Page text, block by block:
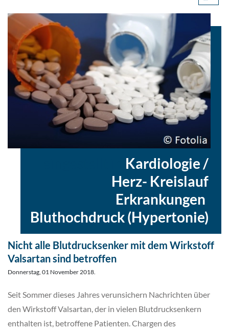
Kardiologie /
Herz- Kreislauf
Erkrankungen
Bluthochdruck (Hypertonie)
Nicht alle Blutdrucksenker mit dem Wirkstoff
Valsartan sind betroffen
Donnerstag, 01 November 2018.
Seit Sommer dieses Jahres verunsichern Nachrichten über
den Wirkstoff Valsartan, der in vielen Blutdrucksenkern
enthalten ist, betroffene Patienten. Chargen des